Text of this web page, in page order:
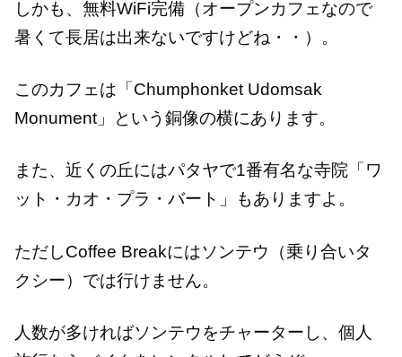
しかも、無料WiFi完備（オープンカフェなので
暑くて長居は出来ないですけどね・・）。
このカフェは「Chumphonket Udomsak
Monument」という銅像の横にあります。
また、近くの丘にはパタヤで1番有名な寺院「ワ
ット・カオ・プラ・バート」もありますよ。
ただしCoffee Breakにはソンテウ（乗り合いタ
クシー）では行けません。
人数が多ければソンテウをチャーターし、個人